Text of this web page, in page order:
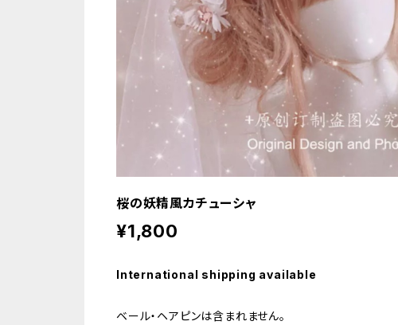
桜の妖精風カチューシャ
¥1,800
International shipping available
ベール・ヘアピンは含まれません。